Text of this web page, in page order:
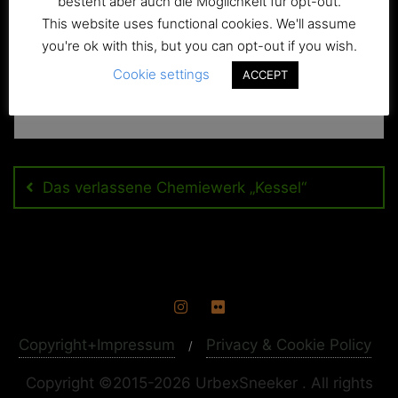
Das verlassene Chemiewerk „Kessel“
Copyright+Impressum Privacy & Cookie Policy
Copyright ©2015-2026 UrbexSneeker . All rights
This website uses functional cookies. We'll assume
you're ok with this, but you can opt-out if you wish.
Cookie settings
ACCEPT